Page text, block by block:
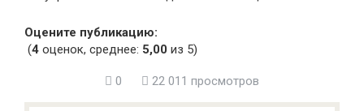
Оцените публикацию:
(4 оценок, среднее: 5,00 из 5)
0 22 011 просмотров